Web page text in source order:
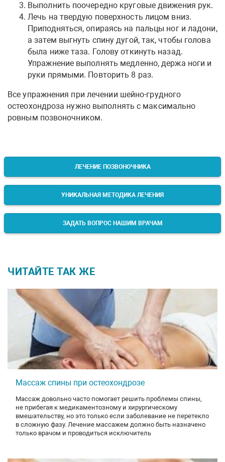
Выполнить поочередно круговые движения рук.
Лечь на твердую поверхность лицом вниз.
Приподняться, опираясь на пальцы ног и ладони,
а затем выгнуть спину дугой, так, чтобы голова
была ниже таза. Голову откинуть назад.
Упражнение выполнять медленно, держа ноги и
руки прямыми. Повторить 8 раз.
Все упражнения при лечении шейно-грудного
остеохондроза нужно выполнять с максимально
ровным позвоночником.
ЛЕЧЕНИЕ ПОЗВОНОЧНИКА
УНИКАЛЬНАЯ МЕТОДИКА ЛЕЧЕНИЯ
ЗАДАТЬ ВОПРОС НАШИМ ВРАЧАМ
ЧИТАЙТЕ ТАК ЖЕ
Массаж спины при остеохондрозе
Массаж довольно часто помогает решить проблемы спины,
не прибегая к медикаментозному и хирургическому
вмешательству, но это только если заболевание не перетекло
в сложную фазу. Лечение массажем должно быть назначено
только врачом и проводиться исключитель